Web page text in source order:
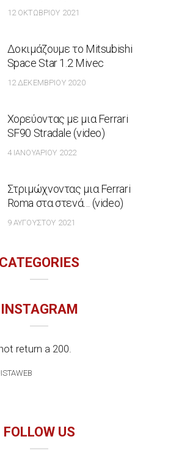
12 ΟΚΤΩΒΡΊΟΥ 2021
Δοκιμάζουμε το Mitsubishi
Space Star 1.2 Mivec
12 ΔΕΚΕΜΒΡΊΟΥ 2020
Χορεύοντας με μια Ferrari
SF90 Stradale (video)
4 ΙΑΝΟΥΑΡΊΟΥ 2022
Στριμώχνοντας μια Ferrari
Roma στα στενά… (video)
9 ΑΥΓΟΎΣΤΟΥ 2021
CATEGORIES
INSTAGRAM
return a 200.
FOLLOW US